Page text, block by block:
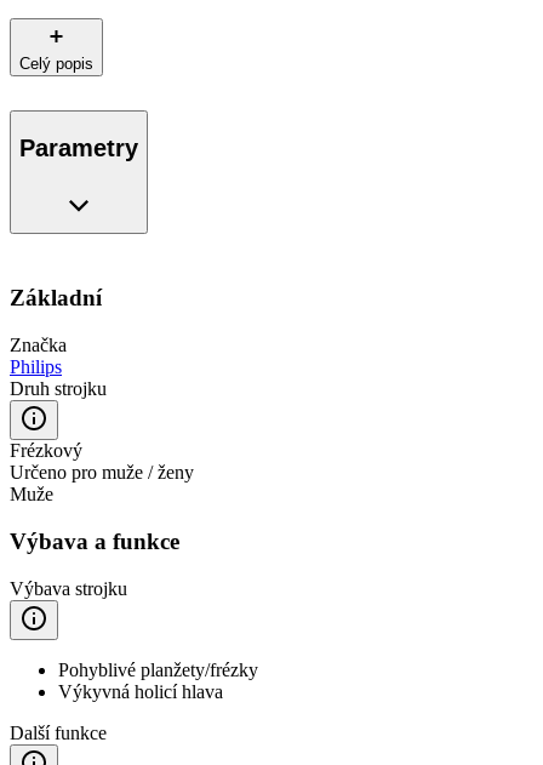
Celý popis
Parametry
Základní
Značka
Philips
Druh strojku
Frézkový
Určeno pro muže / ženy
Muže
Výbava a funkce
Výbava strojku
Pohyblivé planžety/frézky
Výkyvná holicí hlava
Další funkce